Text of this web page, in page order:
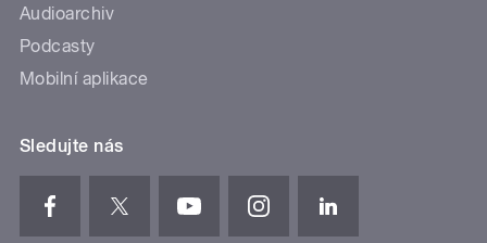
Audioarchiv
Podcasty
Mobilní aplikace
Sledujte nás